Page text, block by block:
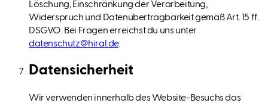
Löschung, Einschränkung der Verarbeitung,
Widerspruch und Datenübertragbarkeit gemäß Art. 15 ff.
DSGVO. Bei Fragen erreichst du uns unter
datenschutz@hiral.de.
Datensicherheit
Wir verwenden innerhalb des Website-Besuchs das